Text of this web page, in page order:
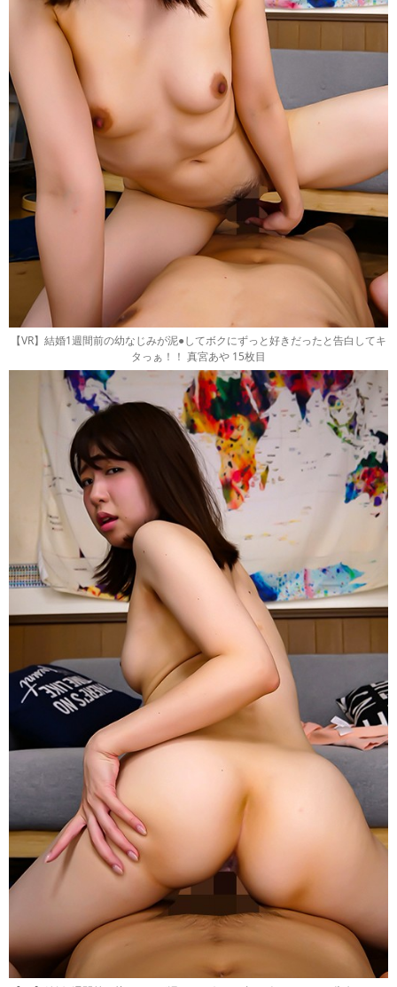
【VR】結婚1週間前の幼なじみが泥●してボクにずっと好きだったと告白してキ
タっぁ！！ 真宮あや 15枚目